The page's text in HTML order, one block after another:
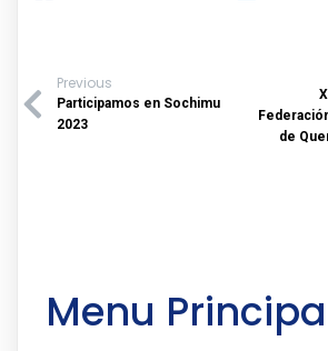
Previous
Participamos en Sochimu
2023
de
Menu